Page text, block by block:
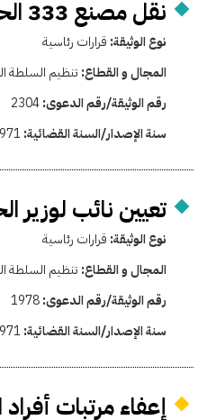
نقل مصنع 333 الحربى إلى وزارة الحربية
نوع الوثيقة: قرارات رئاسية
المجال و القطاع: تنظيم السلطة
رقم الوثيقة/رقم الدعوى:2304
سنة الإصدار/السنة القضائية:
تعيين نائب لوزير
نوع الوثيقة: قرارات رئاسية
المجال و القطاع: تنظيم السلطة
رقم الوثيقة/رقم الدعوى:1978
سنة الإصدار/السنة القضائية:
إعفاء مرتبات